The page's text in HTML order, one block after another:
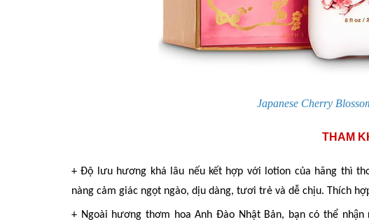
Japanese Cherry
THAM
+ Độ lưu hương khá lâu nếukết hợp với lotion của hãng thì
nàng cảm giác ngọt ngào, dịu dàng, tươi trẻ và dễ chịu. Thích
+ Ngoài hương thơm hoaAnh Đào Nhật Bản, bạn có thể nhận